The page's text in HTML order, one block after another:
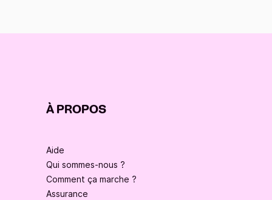
À PROPOS
Aide
Qui sommes-nous ?
Comment ça marche ?
Assurance